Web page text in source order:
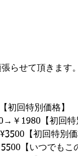
らせて頂きます。
初回特別価格】
￥1980【初回
【初回特別
【いつでもこ